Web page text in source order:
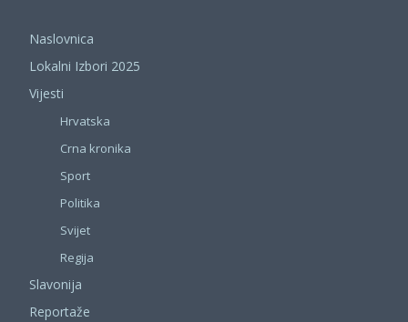
Naslovnica
Lokalni Izbori 2025
Vijesti
Hrvatska
Crna kronika
Sport
Politika
Svijet
Regija
Slavonija
Reportaže